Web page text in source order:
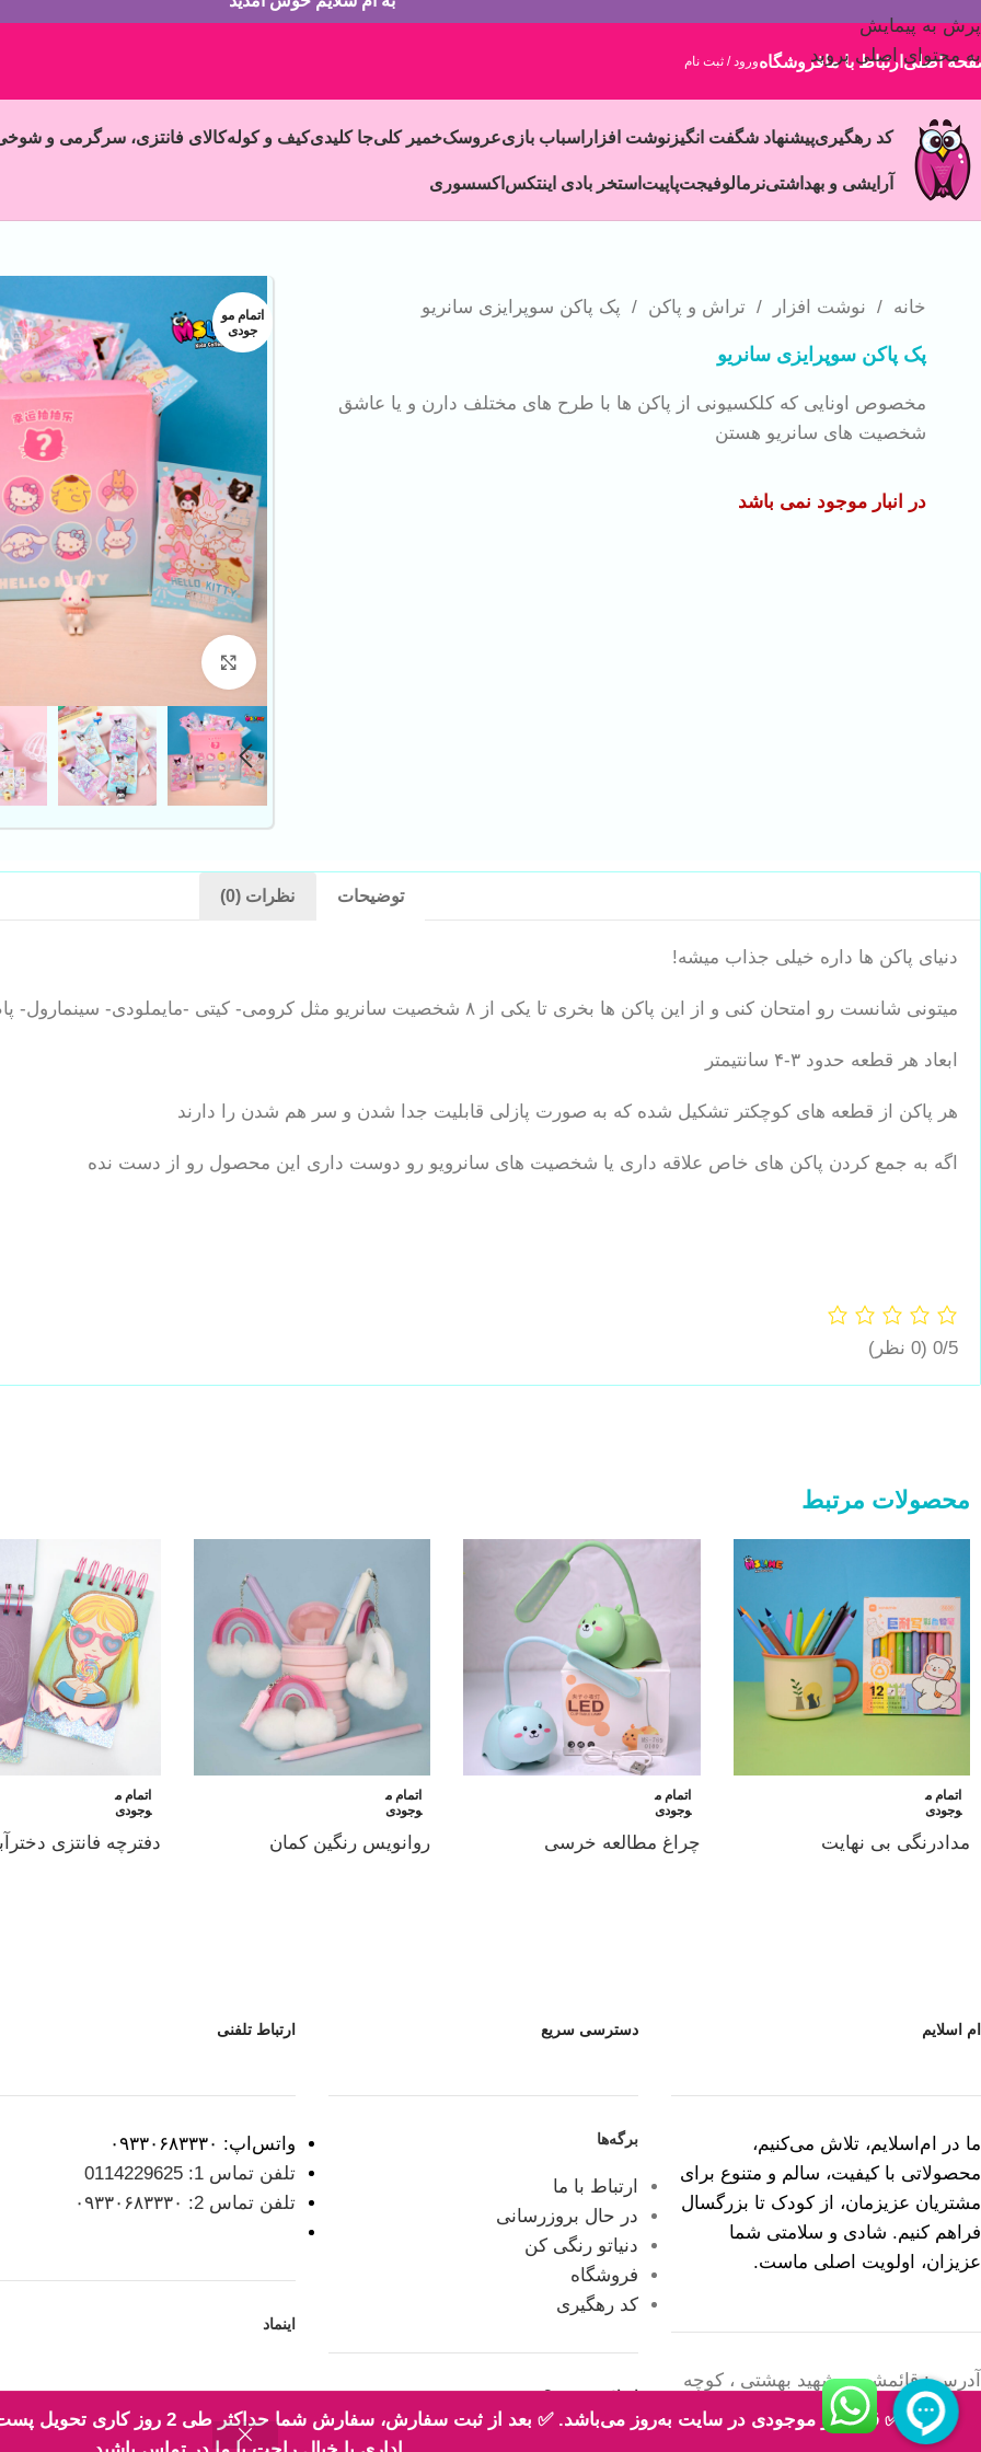
✅ قیمت و موجودی در سایت به‌روز می‌باشد.
پرش به پیمایش
به محتوای اصلی بروید
اصلی ارتباط با مافروشگاهورود / ثبت نام
کد رهگیریپیشنهاد شگفت انگیز نوشت افزار اسباب بازیعروسکخمیر کلیجا کلیدیکیف و کولهکالای فانتزی، سرگرمی و
آرایشی و بهداشتینرمالوفیجتپاپیت استخر بادی اینتکس اکسسوری
خانه / نوشت افزار / تراش و پاکن / پک پاکن سوپرایزی سانریو
پک پاکن سوپرایزی سانریو
مخصوص اونایی که کلکسیونی از پاکن ها با طرح های مختلف دارن و یا عاشق
شخصیت های سانریو هستن
در انبار موجود نمی باشد
اتمام مو
جودی
توضیحات نظرات (0)
دنیای پاکن ها داره خیلی جذاب میشه!
میتونی شانست رو امتحان کنی و از این پاکن ها بخری تا یکی از ۸ شخصیت سانریو مثل کرومی- کیتی -مایملودی- سینمارول- پام پام پورین و ….
ابعاد هر قطعه حدود ۳-۴ سانتیمتر
هر پاکن از قطعه های کوچکتر تشکیل شده که به صورت پازلی قابلیت جدا شدن و سر هم شدن را دارند
اگه به جمع کردن پاکن های خاص علاقه داری یا شخصیت های سانرویو رو دوست داری این محصول رو از دست نده
0/5 (0 نظر)
محصولات مرتبط
اتمام م
وجودی
مدادرنگی بی نهایت
اتمام م
وجودی
چراغ مطالعه خرسی
اتمام م
وجودی
روانویس رنگین کمان
اتمام م
وجودی
دفترچه فانتزی
ام اسلایم
ما در ام‌اسلایم، تلاش می‌کنیم،
محصولاتی با کیفیت، سالم و متنوع برای
مشتریان عزیزمان، از کودک تا بزرگسال
فراهم کنیم. شادی و سلامتی شما
عزیزان، اولویت اصلی ماست.
آدرس : قائمشهر ، شهید بهشتی ، کوچه
لاله 10 ، پلاک 33
دسترسی سریع
برگه‌ها
ارتباط با ما
در حال بروزرسانی
دنیاتو رنگی کن
فروشگاه
کد رهگیری
اسلایم چیست؟
ارتباط تلفنی
واتس‌اپ: ۰۹۳۳۰۶۸۳۳۳۰
تلفن تماس 1: 0114229625
تلفن تماس 2: ۰۹۳۳۰۶۸۳۳۳۰
اینماد